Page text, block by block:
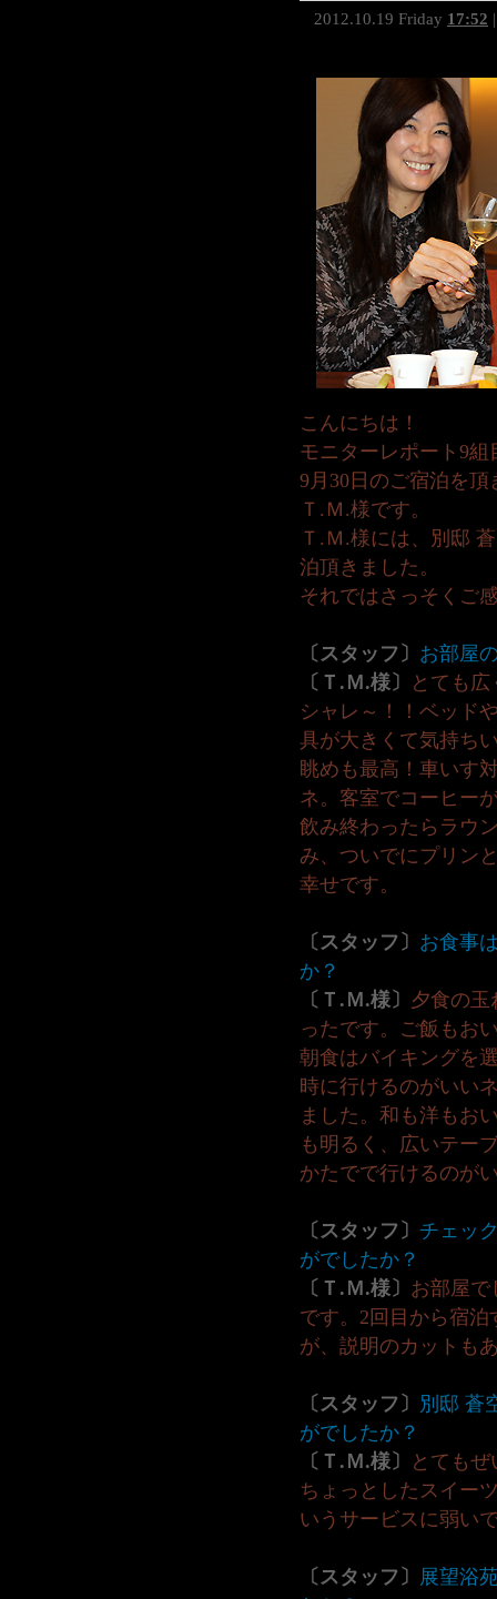
2012.10.19 Friday 17:52
こんにちは！
モニターレポート9組
9月30日のご宿泊を
Ｔ.Ｍ.様です。
Ｔ.Ｍ.様には、別邸
泊頂きました。
それではさっそくご
〔スタッフ〕 お部屋
〔Ｔ.Ｍ.様〕
とても
シャレ～！！ベッド
具が大きくて気持ち
眺めも最高！車いす
ネ。客室でコーヒー
飲み終わったらラウ
み、ついでにプリン
幸せです。
〔スタッフ〕 お食事
か？
〔Ｔ.Ｍ.様〕 夕食の
ったです。ご飯もお
朝食はバイキングを
時に行けるのがいい
ました。和も洋もお
も明るく、広いテー
かたでで行けるのが
〔スタッフ〕 チェッ
がでしたか？
〔Ｔ.Ｍ.様〕 お部屋で
です。2回目から宿
が、説明のカットも
〔スタッフ〕 別邸 蒼
がでしたか？
〔Ｔ.Ｍ.様〕
とても
ちょっとしたスイー
いうサービスに弱い
〔スタッフ〕 展望浴